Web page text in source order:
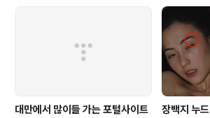
한지 살펴보고자 합니다^^ 지난 7월 27일 자정부터 아이
폰 4 판매하기 시작했습니다. 밤 늦는 시각인데도 불구하
고 정말 많은 사람들이 아이폰 4를 구매하기 위해서 긴 줄
을 서고 구입하기 위해 인산이해를 이루..
대만에서 많이들 가는 포털사이트
장백지 누드